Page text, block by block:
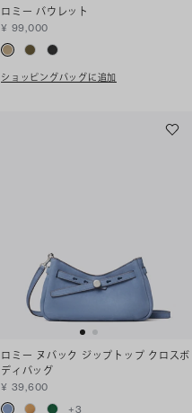
ロミー バウレット
¥ 99,000
ショッピングバッグに追加
ロミー ヌバック ジップトップ クロスボ
ディバッグ
¥ 39,600
+3